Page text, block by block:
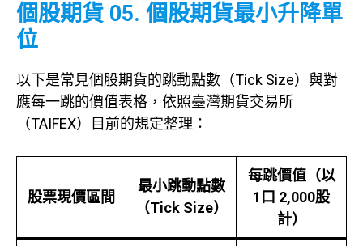
個股期貨 05. 個股期貨最小升降單
位
以下是常見個股期貨的跳動點數（Tick Size）與對
應每一跳的價值表格，依照臺灣期貨交易所
（TAIFEX）目前的規定整理：
股票現價區間
最小跳動點數
（Tick Size）
每跳價值（以
1口 2,000股
計）